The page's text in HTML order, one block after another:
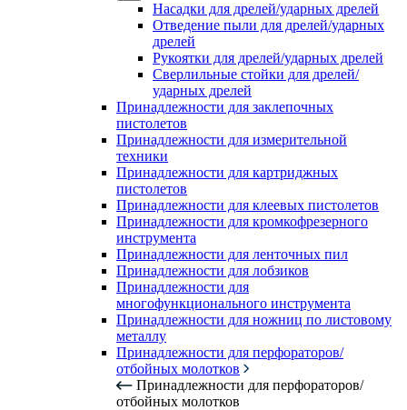
Насадки для дрелей/ударных дрелей
Отведение пыли для дрелей/ударных
дрелей
Рукоятки для дрелей/ударных дрелей
Сверлильные стойки для дрелей/
ударных дрелей
Принадлежности для заклепочных
пистолетов
Принадлежности для измерительной
техники
Принадлежности для картриджных
пистолетов
Принадлежности для клеевых пистолетов
Принадлежности для кромкофрезерного
инструмента
Принадлежности для ленточных пил
Принадлежности для лобзиков
Принадлежности для
многофункционального инструмента
Принадлежности для ножниц по листовому
металлу
Принадлежности для перфораторов/
отбойных молотков
Принадлежности для перфораторов/
отбойных молотков